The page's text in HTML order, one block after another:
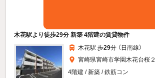
木花駅より徒歩29分 新築 4階建の賃貸物件
木花駅 歩29分 （日南線）
宮崎県宮崎市学園木花台桜２
4階建 / 新築 / 鉄筋コン